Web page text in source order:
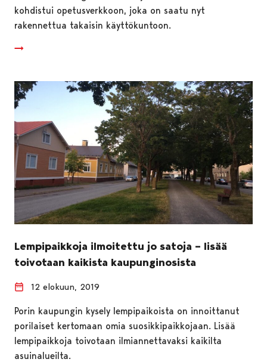
kohdistui opetusverkkoon, joka on saatu nyt
rakennettua takaisin käyttökuntoon.
Lempipaikkoja ilmoitettu jo satoja – lisää
toivotaan kaikista kaupunginosista
12 elokuun, 2019
Porin kaupungin kysely lempipaikoista on innoittanut
porilaiset kertomaan omia suosikkipaikkojaan. Lisää
lempipaikkoja toivotaan ilmiannettavaksi kaikilta
asuinalueilta.